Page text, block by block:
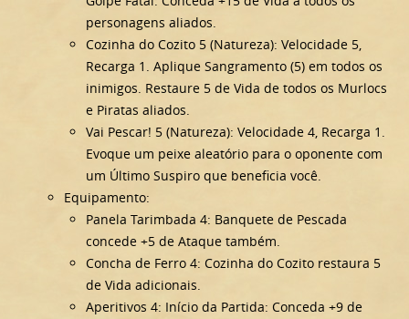
personagens aliados.
Cozinha do Cozito 5 (Natureza): Velocidade 5,
Recarga 1. Aplique Sangramento (5) em todos os
inimigos. Restaure 5 de Vida de todos os Murlocs
e Piratas aliados.
Vai Pescar! 5 (Natureza): Velocidade 4, Recarga 1.
Evoque um peixe aleatório para o oponente com
um Último Suspiro que beneficia você.
Equipamento:
Panela Tarimbada 4: Banquete de Pescada
concede +5 de Ataque também.
Concha de Ferro 4: Cozinha do Cozito restaura 5
de Vida adicionais.
Aperitivos 4: Início da Partida: Conceda +9 de